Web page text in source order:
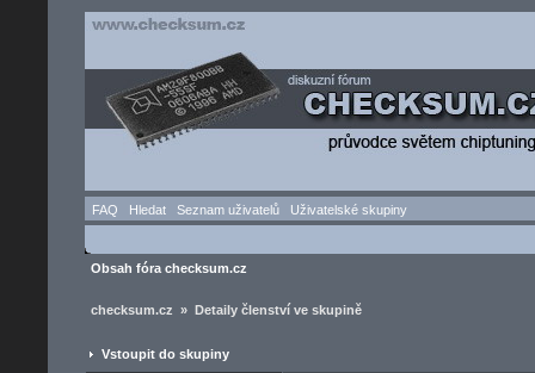
FAQ Hledat Seznam uživatelů Uživatelské skupiny
Obsah fóra checksum.cz
checksum.cz » Detaily členství ve skupině
Vstoupit do skupiny